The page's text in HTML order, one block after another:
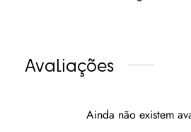
Avaliações
Ainda não existem